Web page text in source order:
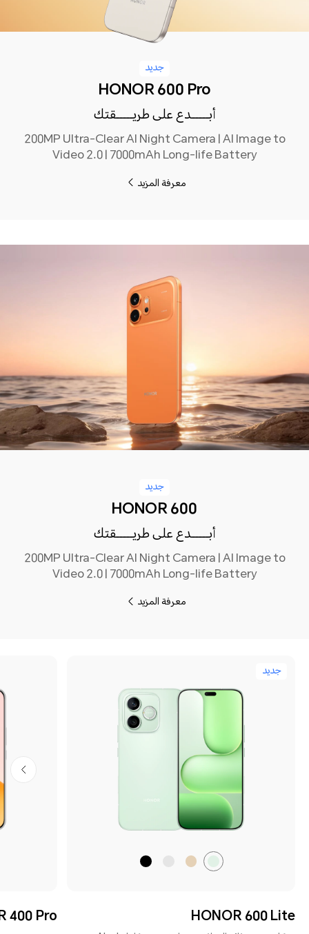
جديد
HONOR 600 Pro
أبـــــدع على طريـــــقتك
200MP Ultra-Clear AI Night Camera | AI Image to
Video 2.0 | 7000mAh Long-life Battery
معرفة المزيد
جديد
HONOR 600
أبـــــدع على طريـــــقتك
200MP Ultra-Clear AI Night Camera | AI Image to
Video 2.0 | 7000mAh Long-life Battery
معرفة المزيد
جديد
أخضرذهبي
رماديأسود
HONOR 600 Lite
400 Pro